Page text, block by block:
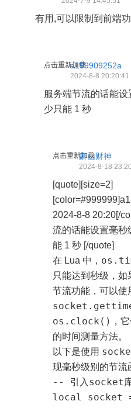
有用,可以限制到前端
点击重新加载a159909252a
2024-8-8 20:20:41
服务端节流的话能
少只能 1 秒
点击重新加载萧山财神
2024-8-18
[quote][size=2]
2024-8-8 20:20[/
流的话能设置毫秒
能 1 秒 [/quote]
在 Lua 中，
只能达到秒级，
节流功能，可以使
os.clock() ，
的时间测量方法。
以下是使用
现毫秒级别的节流
-- 引入socket
local socket